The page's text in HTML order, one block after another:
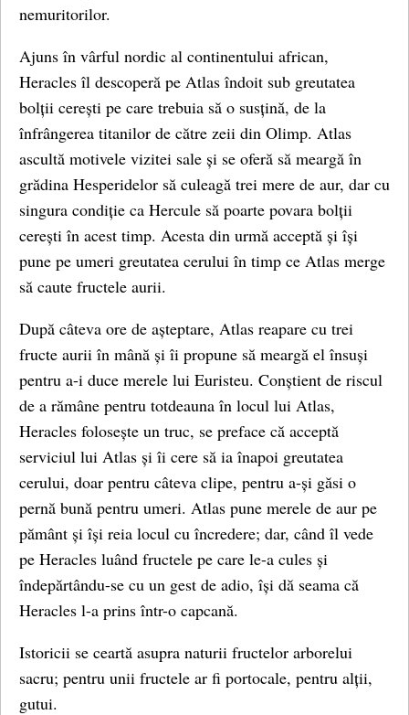
nemuritorilor.
Ajuns în vârful nordic al continentului african,
Heracles îl descoperă pe Atlas îndoit sub greutatea
bolții cerești pe care trebuia să o susțină, de la
înfrângerea titanilor de către zeii din Olimp. Atlas
ascultă motivele vizitei sale și se oferă să meargă în
grădina Hesperidelor să culeagă trei mere de aur, dar cu
singura condiție ca Hercule să poarte povara bolții
cerești în acest timp. Acesta din urmă acceptă și își
pune pe umeri greutatea cerului în timp ce Atlas merge
să caute fructele aurii.
După câteva ore de așteptare, Atlas reapare cu trei
fructe aurii în mână și îi propune să meargă el însuși
pentru a-i duce merele lui Euristeu. Conștient de riscul
de a rămâne pentru totdeauna în locul lui Atlas,
Heracles folosește un truc, se preface că acceptă
serviciul lui Atlas și îi cere să ia înapoi greutatea
cerului, doar pentru câteva clipe, pentru a-și găsi o
pernă bună pentru umeri. Atlas pune merele de aur pe
pământ și își reia locul cu încredere; dar, când îl vede
pe Heracles luând fructele pe care le-a cules și
îndepărtându-se cu un gest de adio, își dă seama că
Heracles l-a prins într-o capcană.
Istoricii se ceartă asupra naturii fructelor arborelui
sacru; pentru unii fructele ar fi portocale, pentru alții,
gutui.